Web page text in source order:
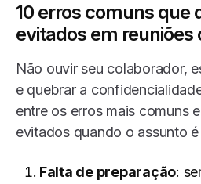
10 erros comuns que
evitados em
Não ouvir seu colaborador,
e quebrar a
entre os erros mais comuns
evitados quando o assunto
Falta de preparação: